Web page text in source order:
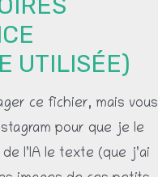
UTILISÉE)
ce fichier, mais vous
pour que je le
l’IA le texte (que j’ai